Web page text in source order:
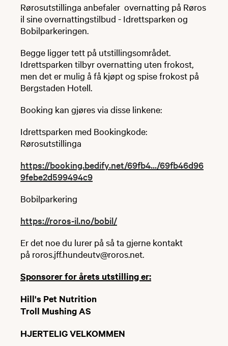
Rørosutstillinga anbefaler overnatting på Røros
il sine overnattingstilbud - Idrettsparken og
Bobilparkeringen.
Begge ligger tett på utstillingsområdet.
Idrettsparken tilbyr overnatting uten frokost,
men det er mulig å få kjøpt og spise frokost på
Bergstaden Hotell.
Booking kan gjøres via disse linkene:
Idrettsparken med Bookingkode:
Rørosutstillinga
https://booking.bedify.net/69fb4.../69fb46d96
9febe2d599494c9
Bobilparkering
https://roros-il.no/bobil/
Er det noe du lurer på så ta gjerne kontakt
på roros.jff.hundeutv@roros.net.
Sponsorer for årets utstilling er:
Hill's Pet Nutrition
Troll Mushing AS
HJERTELIG VELKOMMEN